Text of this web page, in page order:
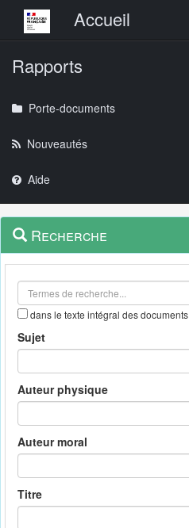
Menu principalAccueil
Rapports
Porte-documents
Nouveautés
Aide
Navigation
outils
Menu
contextuel
Recherche
dans le texte intégral des documents
Sujet
Auteur physique
Auteur moral
Titre